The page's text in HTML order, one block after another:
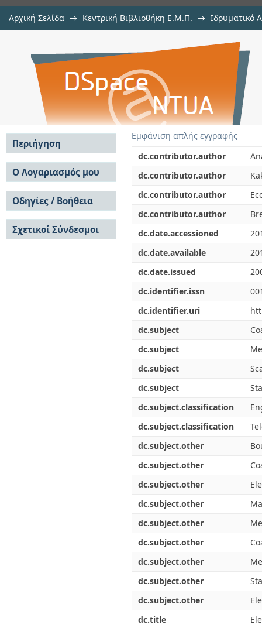
Αρχική Σελίδα → Κεντρική Βιβλιοθήκη Ε.Μ.Π. → Ιδρυματικό
Electromagnetic scattering
the method of auxiliary
impedance boundary condition
Εμφάνιση απλής εγγραφής
dc.contributor.author
dc.contributor.author
dc.contributor.author
dc.contributor.author
dc.date.accessioned
dc.date.available
dc.date.issued
dc.identifier.issn
dc.identifier.uri
dc.subject
dc.subject
dc.subject
dc.subject
dc.subject.classification
dc.subject.classification
dc.subject.other
dc.subject.other
dc.subject.other
dc.subject.other
dc.subject.other
dc.subject.other
dc.subject.other
dc.subject.other
dc.subject.other
dc.title
Περιήγηση
Σε όλο το DSpace
Κοινότητες & Συλλογές
Ανά Ημερομηνία
Έκδοσης
Συγγραφείς
Τίτλοι
Θέματα
Ο Λογαριασμός μου
Σύνδεση
Εγγραφή
Οδηγίες / Βοήθεια
Οδηγίες Υποβολής
Οδηγίες Χρήσης ΙΑ
Συχνές Ερωτήσεις
Σχετικοί Σύνδεσμοι